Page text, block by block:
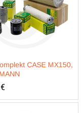
CASE MX150,
€